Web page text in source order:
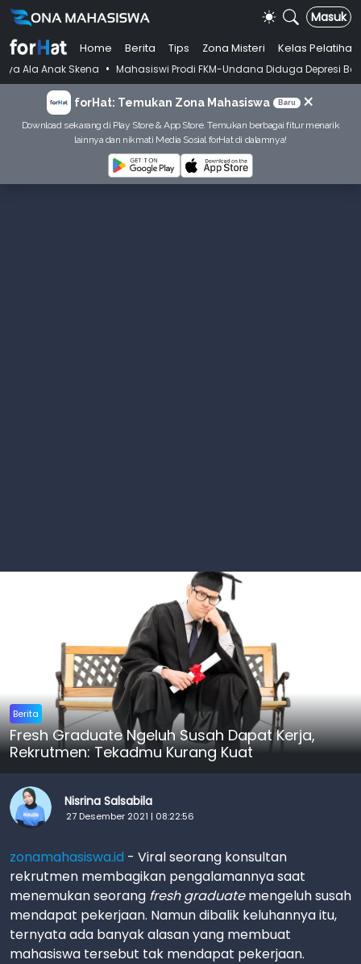
Masuk
Home Berita Tips Zona Misteri
Kelas Pelatihan
Skena • Mahasiswi Prodi FKM-Undana Diduga Depresi Berat Gegara
forHat: Temukan Zona Mahasiswa Baru ×
Download sekarang di Play Store & App Store. Temukan berbagai fitur menarik
lainnya dan nikmati Media Sosial forHat di dalamnya!
Berita
Fresh Graduate Ngeluh Susah Dapat Kerja,
Rekrutmen: Tekadmu Kurang Kuat
Nisrina Salsabila
27 Desember 2021 | 08:22:56
zonamahasiswa.id - Viral seorang konsultan
rekrutmen membagikan pengalamannya saat
menemukan seorang fresh graduatemengeluh susah
mendapat pekerjaan. Namun dibalik keluhannya itu,
ternyata ada banyak alasan yang membuat
mahasiswa tersebut tak mendapat pekerjaan.